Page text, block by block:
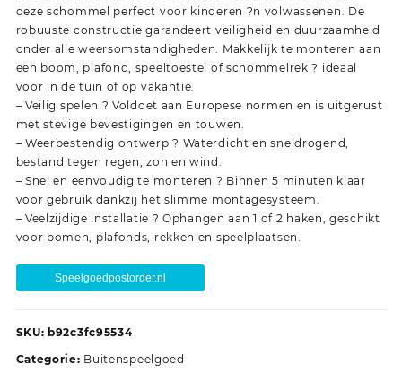
deze schommel perfect voor kinderen ?n volwassenen. De
robuuste constructie garandeert veiligheid en duurzaamheid
onder alle weersomstandigheden. Makkelijk te monteren aan
een boom, plafond, speeltoestel of schommelrek ? ideaal
voor in de tuin of op vakantie.
– Veilig spelen ? Voldoet aan Europese normen en is uitgerust
met stevige bevestigingen en touwen.
– Weerbestendig ontwerp ? Waterdicht en sneldrogend,
bestand tegen regen, zon en wind.
– Snel en eenvoudig te monteren ? Binnen 5 minuten klaar
voor gebruik dankzij het slimme montagesysteem.
– Veelzijdige installatie ? Ophangen aan 1 of 2 haken, geschikt
voor bomen, plafonds, rekken en speelplaatsen.
Speelgoedpostorder.nl
SKU: b92c3fc95534
Categorie: Buitenspeelgoed